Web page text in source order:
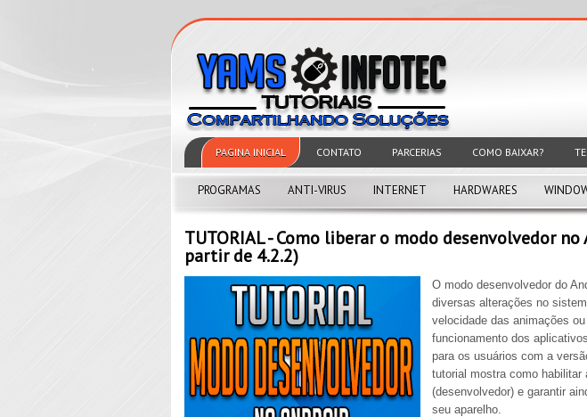
PAGINA INICIAL CONTATO PARCERIAS COMO BAIXAR?
PROGRAMAS ANTI-VIRUS INTERNET HARDWARES
TUTORIAL - Como liberar o modo desenvolvedor no
partir de 4.2.2)
O modo desenvolvedor do
diversas alterações no
velocidade das animações
funcionamento dos
para os usuários com a
tutorial mostra como habilitar
(desenvolvedor) e garantir
seu aparelho.